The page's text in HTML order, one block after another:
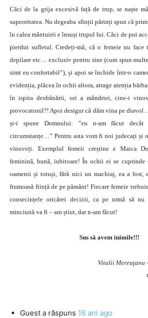
Căci de la grija excesivă față de trup, se naște
supeoritatea. Nu degeaba sfinții părinți spun că
în calea mântuirii e însuși trupul lui. Căci de pui
pierdut sufletul. Credeți-mă, că o femeie nu face
depilare etc… excluziv pentru sine (cum spun
simt eu confortabil”), și apoi se închide într-o
evidenția, plăcea în ochii altora, atrage atenția
în ispita desfrânării, ori a mândriei, cine-i
provocatorul?! Apoi desigur că dăm vina pe
și-i spune Domnului: ”eu n-am făcut
circumstanțe…” Pentru asta vom fi noi judecați și
vinoveți. Exemplul femeii creștine e Maica
feminină, bună, iubitoare! În ochii ei se cuprinde
oamenii și totuși, fără nici un machiaj, ea a fost,
frumoasă ființă de pe pământ! Fiecare femeie
consecințele oricărei decizii, ca pe urmă să
minciună va fi – am știut, dar n-am făcut!
Sus să avem inimile!!!
Vitalii Mereuţanu
Guest a răspuns 16 ani ago